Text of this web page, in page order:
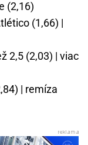
(2,16)
(1,66) |
2,5 (2,03) | viac
| remíza